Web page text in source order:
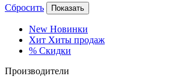
Сбросить
Показать
New Новинки
Хит Хиты продаж
% Скидки
Производители